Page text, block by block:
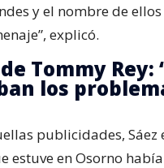
y el nombre de
explicó.
Tommy
los
publicidades,
estuve en Osorno